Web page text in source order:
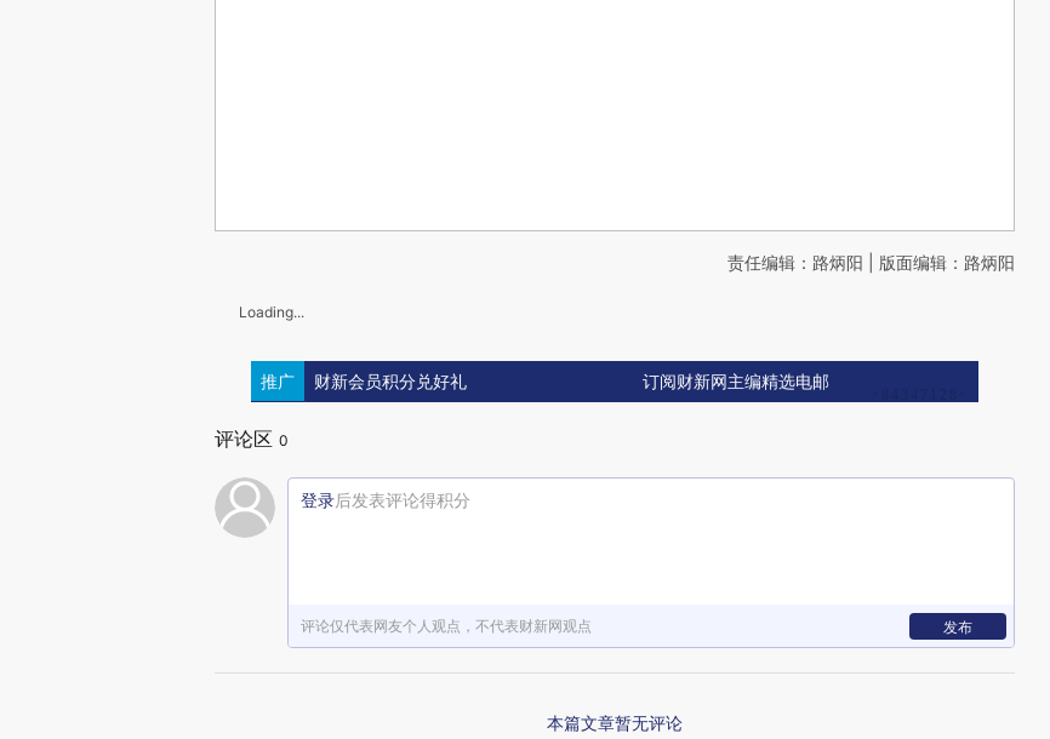
责任编辑：路炳阳 | 版面编辑：路炳阳
Loading...
推广 财新会员积分兑好礼 订阅财新网主编精选电邮
评论区 0
登录后发表评论得积分
评论仅代表网友个人观点，不代表财新网观点 发布
本篇文章暂无评论